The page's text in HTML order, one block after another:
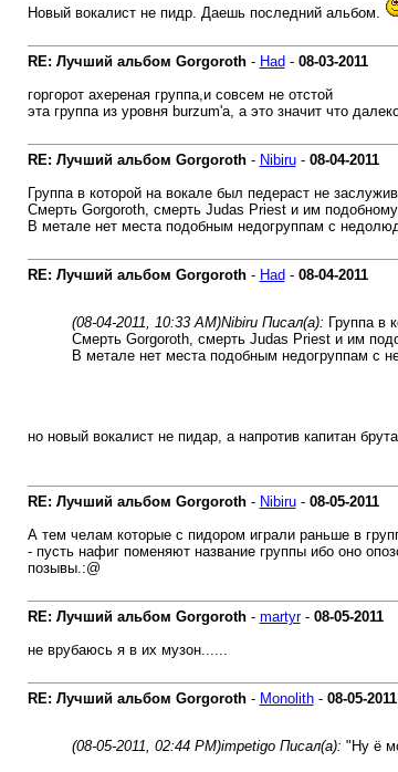
Новый вокалист не пидр. Даешь последний альбом.
RE: Лучший альбом Gorgoroth- Had - 08-03-2011
горгорот ахереная группа,и совсем не отстой
эта группа из уровня burzum'а, а это значит что
RE: Лучший альбом Gorgoroth- Nibiru- 08-04-2011
Группа в которой на вокале был педераст не
Смерть Gorgoroth, смерть Judas Priest и им
В метале нет места подобным недогруппам с
RE: Лучший альбом Gorgoroth- Had - 08-04-2011
(08-04-2011, 10:33 AM)Nibiru Писал(а): Группа в
Смерть Gorgoroth, смерть Judas Priest и им
В метале нет места подобным недогруппам с
но новый вокалист не пидар, а напротив капитан
RE: Лучший альбом Gorgoroth- Nibiru- 08-05-2011
А тем челам которые с пидором играли раньше в
- пусть нафиг поменяют название группы ибо оно
позывы.:@
RE: Лучший альбом Gorgoroth- martyr- 08-05-2011
не врубаюсь я в их музон......
RE: Лучший альбом Gorgoroth- Monolith- 08-05-2011
(08-05-2011, 02:44 PM)impetigo Писал(а): "Ну ё